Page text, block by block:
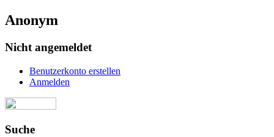
Anonym
Nicht angemeldet
Benutzerkonto erstellen
Anmelden
Suche